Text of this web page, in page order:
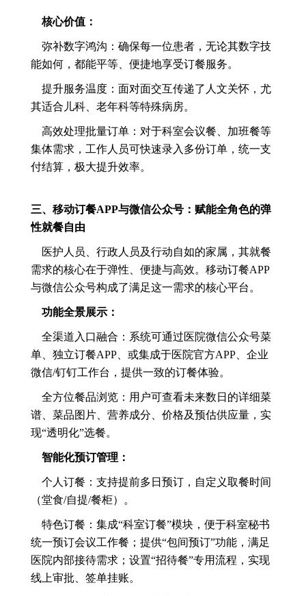
核心价值：
弥补数字鸿沟：确保每一位患者，无论其数字技
能如何，都能平等、便捷地享受订餐服务。
提升服务温度：面对面交互传递了人文关怀，尤
其适合儿科、老年科等特殊病房。
高效处理批量订单：对于科室会议餐、加班餐等
集体需求，工作人员可快速录入多份订单，统一支
付结算，极大提升效率。
三、移动订餐APP与微信公众号：赋能全角色的弹
性就餐自由
医护人员、行政人员及行动自如的家属，其就餐
需求的核心在于弹性、便捷与高效。移动订餐APP
与微信公众号构成了满足这一需求的核心平台。
功能全景展示：
全渠道入口融合：系统可通过医院微信公众号菜
单、独立订餐APP、或集成于医院官方APP、企业
微信/钉钉工作台，提供一致的订餐体验。
全方位餐品浏览：用户可查看未来数日的详细菜
谱、菜品图片、营养成分、价格及预估供应量，实
现“透明化”选餐。
智能化预订管理：
个人订餐：支持提前多日预订，自定义取餐时间
（堂食/自提/餐柜）。
特色订餐：集成“科室订餐”模块，便于科室秘书
统一预订会议工作餐；提供“包间预订”功能，满足
医院内部接待需求；设置“招待餐”专用流程，实现
线上审批、签单挂账。